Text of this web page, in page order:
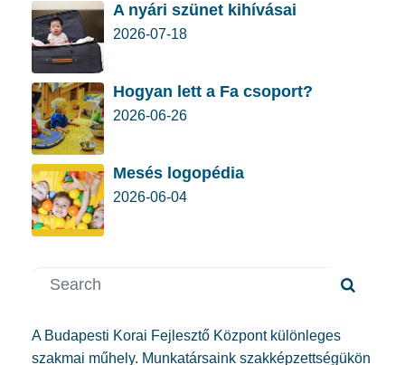
A nyári szünet kihívásai
2026-07-18
Hogyan lett a Fa csoport?
2026-06-26
Mesés logopédia
2026-06-04
A Budapesti Korai Fejlesztő Központ különleges
szakmai műhely. Munkatársaink szakképzettségükön